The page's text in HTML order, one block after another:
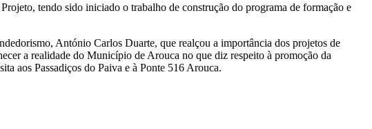
tendo sido iniciado o trabalho de construção do programa de formação e
António Carlos Duarte, que realçou a importância dos projetos de
a realidade do Município de Arouca no que diz respeito à promoção da
aos Passadiços do Paiva e à Ponte 516 Arouca.